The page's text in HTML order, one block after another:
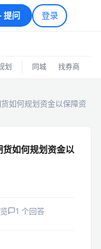
提问 登录
划 同城 找券商
如何规划资金以保障资
如何规划资金以
1 个回答